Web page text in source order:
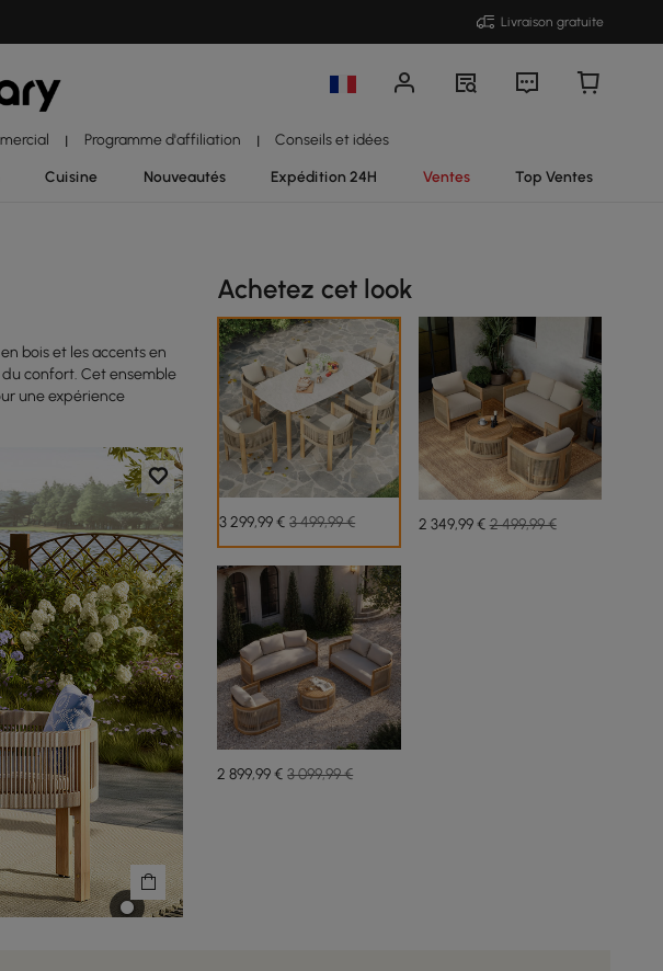
Livraison gratuite
| Programme d'affiliation | Conseils et idées
Cuisine Nouveautés Expédition 24H Ventes Top Ventes
bois et les accents en
confort. Cet ensemble
une expérience
Achetez cet look
3 299,99€ 3 499,99 € 2 349,99€ 2 499,99 €
2 899,99€ 3 099,99 €